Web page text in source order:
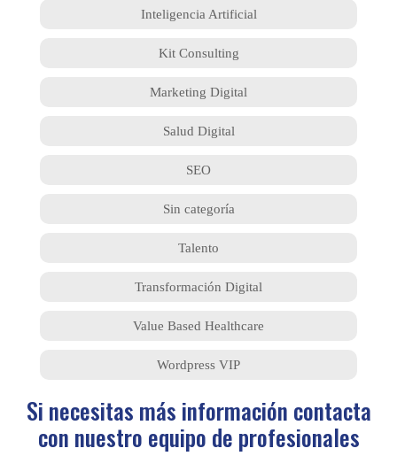
Inteligencia Artificial
Kit Consulting
Marketing Digital
Salud Digital
SEO
Sin categoría
Talento
Transformación Digital
Value Based Healthcare
Wordpress VIP
Si necesitas más información contacta
con nuestro equipo de profesionales